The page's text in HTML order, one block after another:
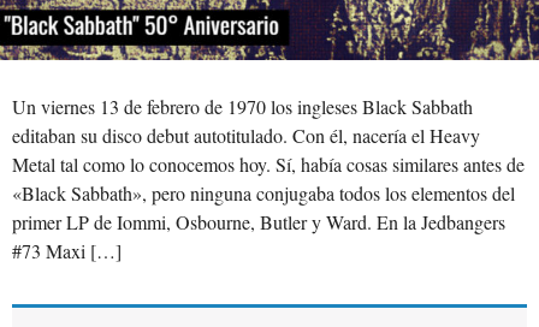
Un viernes 13 de febrero de 1970 los ingleses Black Sabbath
editaban su disco debut autotitulado. Con él, nacería el Heavy
Metal tal como lo conocemos hoy. Sí, había cosas similares antes de
«Black Sabbath», pero ninguna conjugaba todos los elementos del
primer LP de Iommi, Osbourne, Butler y Ward. En la Jedbangers
#73 Maxi […]